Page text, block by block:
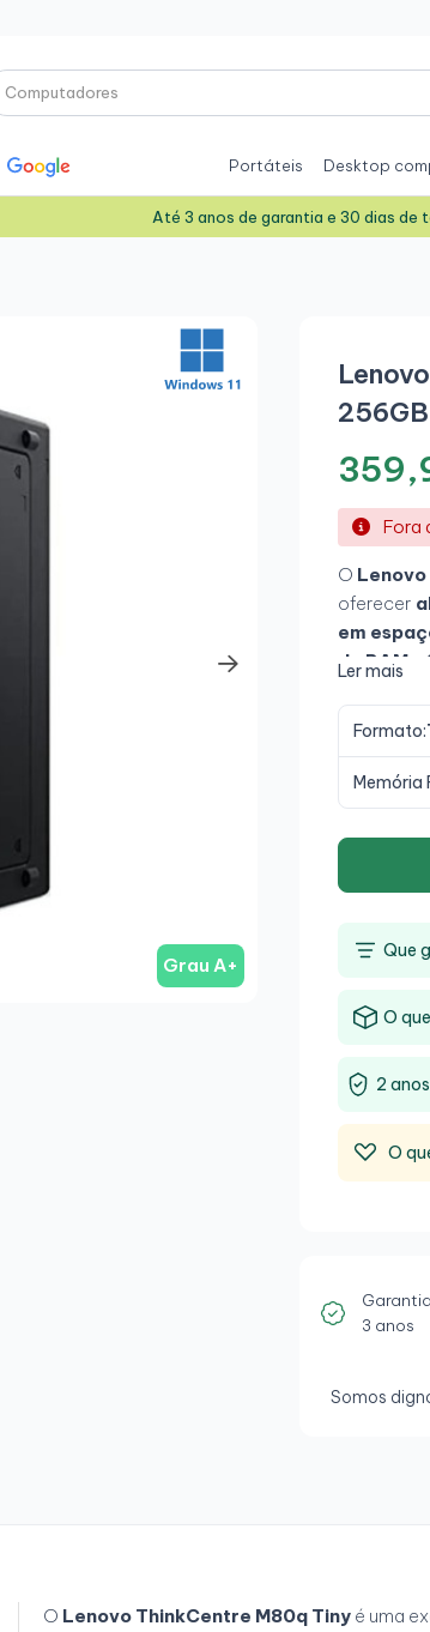
Portáteis Desktop
Até 3 anos de garantia e 30 dias de
Grau A+
Fora
O
oferecer
em
de RAMe
permite
Ler mais
Formato:
Memória
Que
O
2
O
3 anos
Somos
O Lenovo ThinkCentre M80q Tinyé uma